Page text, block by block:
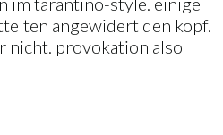
angewidert den kopf.
nicht. provokation also